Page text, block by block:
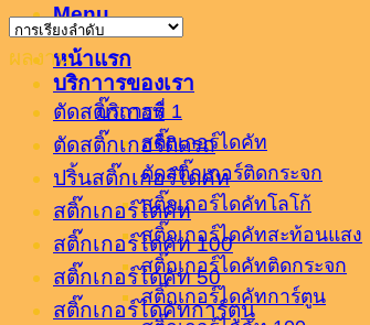
Menu
หน้าแรก
บริกาารของเรา
บริการที่ 1
สติ๊กเกอร์ไดคัท
ตัดสติ๊กเกอร์ติดกระจก
สติ๊กเกอร์ไดคัทโลโก้
สติ๊กเกอร์ไดคัทสะท้อนแสง
สติ๊กเกอร์ไดคัทติดกระจก
สติ๊กเกอร์ไดคัทการ์ตูน
ผลงาน
ตัดสติ๊กเกอร์
ตัดสติ๊กเกอร์ติดรถ
ปริ้นสติ๊กเกอร์ไดคัท
สติ๊กเกอร์ไดคัท
สติ๊กเกอร์ไดคัท 100
สติ๊กเกอร์ไดคัท 50
สติ๊กเกอร์ไดคัทการ์ตูน